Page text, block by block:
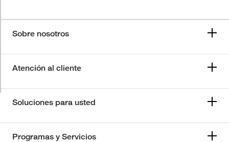
Sobre nosotros
Atención al cliente
Soluciones para usted
Programas y Servicios